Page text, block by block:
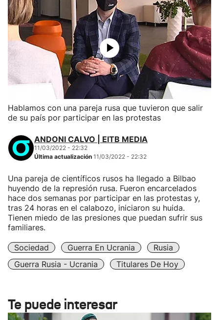
Hablamos con una pareja rusa que tuvieron que salir
de su país por participar en las protestas
ANDONI CALVO | EITB MEDIA
11/03/2022 - 22:32
Última actualización 11/03/2022 - 22:32
Una pareja de científicos rusos ha llegado a Bilbao
huyendo de la represión rusa. Fueron encarcelados
hace dos semanas por participar en las protestas y,
tras 24 horas en el calabozo, iniciaron su huida.
Tienen miedo de las presiones que puedan sufrir sus
familiares.
Sociedad Guerra En Ucrania
Rusia
Guerra Rusia - Ucrania
Titulares De Hoy
Te puede interesar